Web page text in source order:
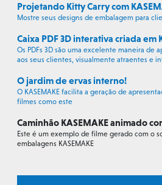
Projetando Kitty Carry com
Mostre seus designs de embalagem para
Caixa PDF 3D interativa criada em
Os PDFs 3D são uma excelente maneira de
aos seus clientes, visualmente atraentes e
O jardim de ervas interno!
O KASEMAKE facilita a geração de
filmes como este
Caminhão KASEMAKE animado
Este é um exemplo de filme gerado com o
embalagens KASEMAKE